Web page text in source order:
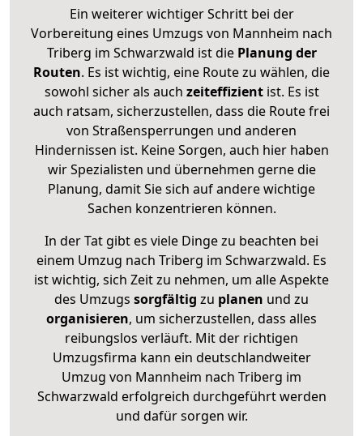
Ein weiterer wichtiger Schritt bei der
Vorbereitung eines Umzugs von Mannheim nach
Triberg im Schwarzwald ist diePlanung der
Routen. Es ist wichtig, eine Route zu wählen, die
sowohl sicher als auch zeiteffizientist. Es ist
auch ratsam, sicherzustellen, dass die Route frei
von Straßensperrungen und anderen
Hindernissen ist. Keine Sorgen, auch hier haben
wir Spezialisten und übernehmen gerne die
Planung, damit Sie sich auf andere wichtige
Sachen konzentrieren können.
In der Tat gibt es viele Dinge zu beachten bei
einem Umzug nach Triberg im Schwarzwald. Es
ist wichtig, sich Zeit zu nehmen, um alle Aspekte
des Umzugs sorgfältig zu planen und zu
organisieren, um sicherzustellen, dass alles
reibungslos verläuft. Mit der richtigen
Umzugsfirma kann ein deutschlandweiter
Umzug von Mannheim nach Triberg im
Schwarzwald erfolgreich durchgeführt werden
und dafür sorgen wir.